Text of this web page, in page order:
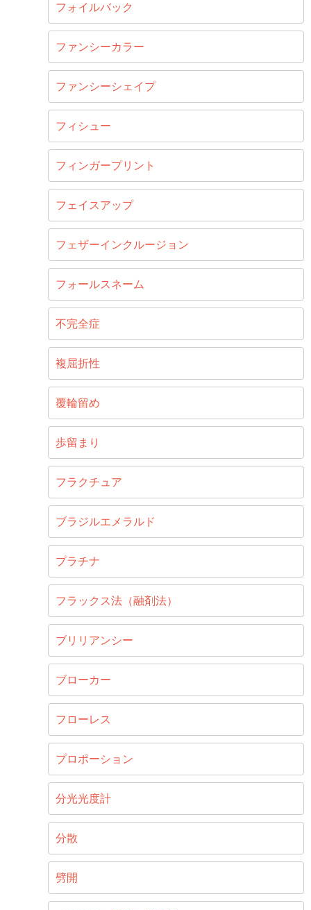
フォイルバック
ファンシーカラー
ファンシーシェイプ
フィシュー
フィンガープリント
フェイスアップ
フェザーインクルージョン
フォールスネーム
不完全症
複屈折性
覆輪留め
歩留まり
フラクチュア
ブラジルエメラルド
プラチナ
フラックス法（融剤法）
ブリリアンシー
ブローカー
フローレス
プロポーション
分光光度計
分散
劈開